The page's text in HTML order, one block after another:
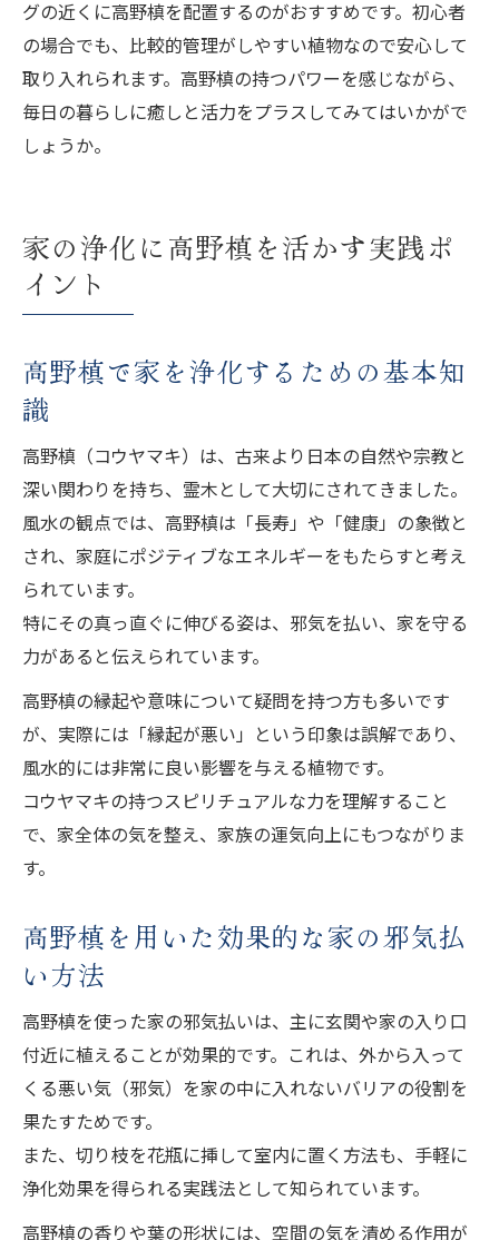
グの近くに高野槙を配置するのがおすすめです。初心者
の場合でも、比較的管理がしやすい植物なので安心して
取り入れられます。高野槙の持つパワーを感じながら、
毎日の暮らしに癒しと活力をプラスしてみてはいかがで
しょうか。
家の浄化に高野槙を活かす実践ポ
イント
高野槙で家を浄化するための基本知
識
高野槙（コウヤマキ）は、古来より日本の自然や宗教と
深い関わりを持ち、霊木として大切にされてきました。
風水の観点では、高野槙は「長寿」や「健康」の象徴と
され、家庭にポジティブなエネルギーをもたらすと考え
られています。
特にその真っ直ぐに伸びる姿は、邪気を払い、家を守る
力があると伝えられています。
高野槙の縁起や意味について疑問を持つ方も多いです
が、実際には「縁起が悪い」という印象は誤解であり、
風水的には非常に良い影響を与える植物です。
コウヤマキの持つスピリチュアルな力を理解すること
で、家全体の気を整え、家族の運気向上にもつながりま
す。
高野槙を用いた効果的な家の邪気払
い方法
高野槙を使った家の邪気払いは、主に玄関や家の入り口
付近に植えることが効果的です。これは、外から入って
くる悪い気（邪気）を家の中に入れないバリアの役割を
果たすためです。
また、切り枝を花瓶に挿して室内に置く方法も、手軽に
浄化効果を得られる実践法として知られています。
高野槙の香りや葉の形状には、空間の気を清める作用が